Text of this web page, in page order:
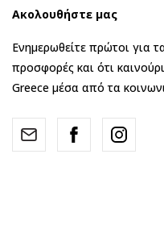
Ακολουθήστε μας
Ενημερωθείτε πρώτοι για
προσφορές και ότι
Greece μέσα από τα